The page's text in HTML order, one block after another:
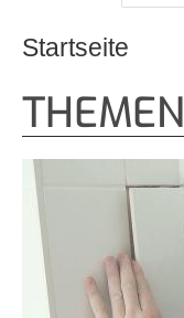
Startseite
THEMEN